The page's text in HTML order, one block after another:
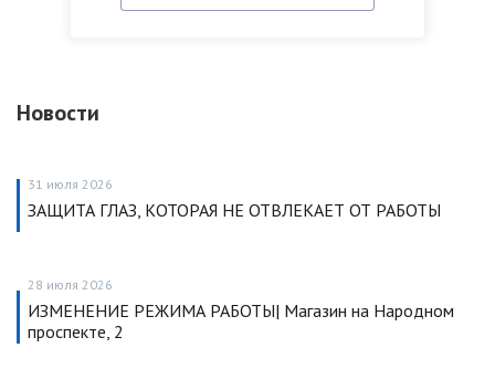
Новости
31 июля 2026
ЗАЩИТА ГЛАЗ, КОТОРАЯ НЕ ОТВЛЕКАЕТ ОТ РАБОТЫ
28 июля 2026
ИЗМЕНЕНИЕ РЕЖИМА РАБОТЫ| Магазин на Народном
проспекте, 2